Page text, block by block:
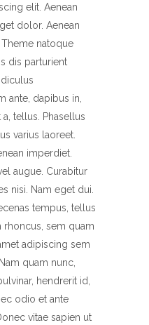
elit. Aenean
dolor. Aenean
natoque
dis parturient
ante, dapibus in,
tellus. Phasellus
varius laoreet.
imperdiet.
augue. Curabitur
nisi. Nam eget dui.
tempus, tellus
sem quam
adipiscing sem
quam nunc,
hendrerit id,
odio et ante
vitae sapien ut